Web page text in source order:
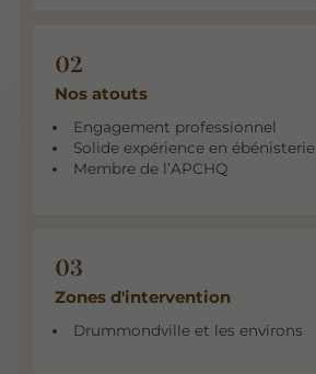
Nos atouts
Engagement professionnel
Solide expérience en ébénisterie
Membre de l’APCHQ
Zones d'intervention
Drummondville et les environs